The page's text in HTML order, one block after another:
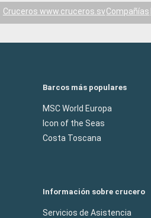
Cruceros www.cruceros.svCompañías
Barcos más populares
MSC World Europa
Icon of the Seas
Costa Toscana
Información sobre crucero
Servicios de Asistencia